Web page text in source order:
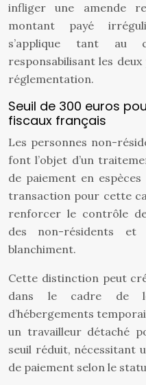
infliger une amende
montant payé
s’applique tant au
responsabilisant les
réglementation.
Seuil de 300 euros
fiscaux français
Les personnes non-
font l’objet d’un
de paiement en
transaction pour cette
renforcer le contrôle
des non-résidents
blanchiment.
Cette distinction peut
dans le cadre de
d’hébergements
un travailleur détaché
seuil réduit, nécessitant
de paiement selon le